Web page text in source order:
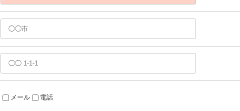
メール 電話